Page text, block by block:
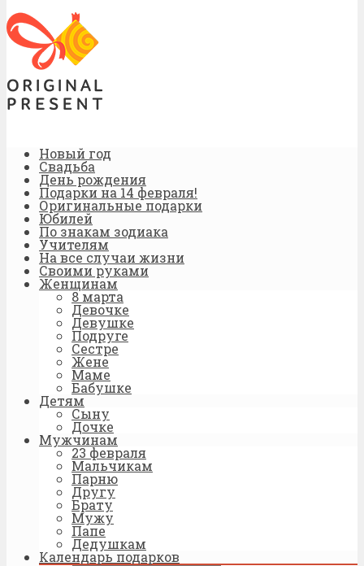
Новый год
Свадьба
День рождения
Подарки на 14 февраля!
Оригинальные подарки
Юбилей
По знакам зодиака
Учителям
На все случаи жизни
Своими руками
Женщинам
8 марта
Девочке
Девушке
Подруге
Сестре
Жене
Маме
Бабушке
Детям
Сыну
Дочке
Мужчинам
23 февраля
Мальчикам
Парню
Другу
Брату
Мужу
Папе
Дедушкам
Календарь подарков